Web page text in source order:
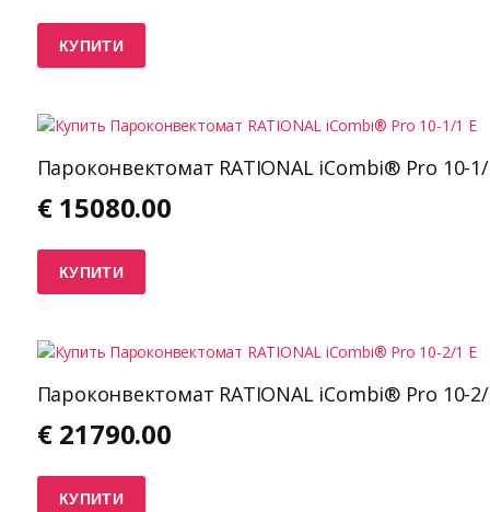
КУПИТИ
Пароконвектомат RATIONAL iCombi® Pro 10-1/
€ 15080.00
КУПИТИ
Пароконвектомат RATIONAL iCombi® Pro 10-2/
€ 21790.00
КУПИТИ